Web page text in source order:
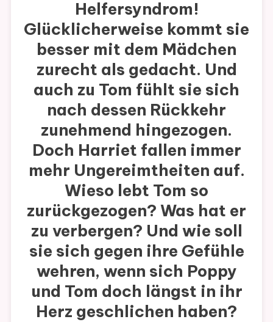
Helfersyndrom!
Glücklicherweise kommt sie
besser mit dem Mädchen
zurecht als gedacht. Und
auch zu Tom fühlt sie sich
nach dessen Rückkehr
zunehmend hingezogen.
Doch Harriet fallen immer
mehr Ungereimtheiten auf.
Wieso lebt Tom so
zurückgezogen? Was hat er
zu verbergen? Und wie soll
sie sich gegen ihre Gefühle
wehren, wenn sich Poppy
und Tom doch längst in ihr
Herz geschlichen haben?